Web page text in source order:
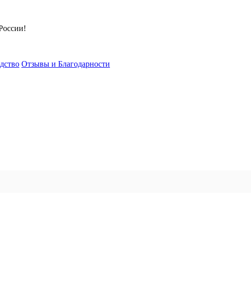
Отзывы и Благодарности